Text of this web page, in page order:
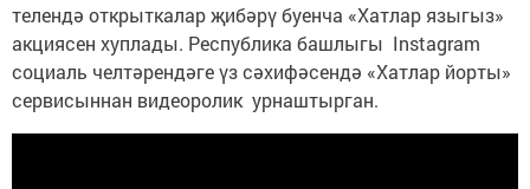
телендә открыткалар җибәрү буенча «Хатлар языгыз»
акциясен хуплады. Республика башлыгы Instagram
социаль челтәрендәге үз сәхифәсендә «Хатлар йорты»
сервисыннан видеоролик урнаштырган.